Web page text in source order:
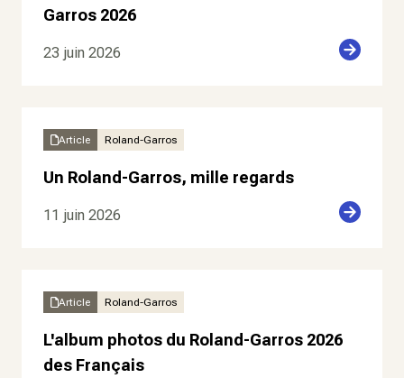
Garros 2026
23 juin 2026
Article Roland-Garros
Un Roland-Garros, mille regards
11 juin 2026
Article Roland-Garros
L'album photos du Roland-Garros 2026
des Français